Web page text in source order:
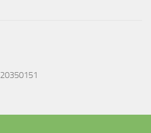
20350151